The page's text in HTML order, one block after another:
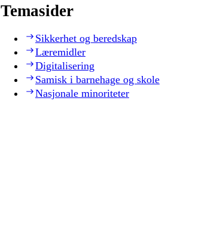
Temasider
Sikkerhet og beredskap
Læremidler
Digitalisering
Samisk i barnehage og skole
Nasjonale minoriteter